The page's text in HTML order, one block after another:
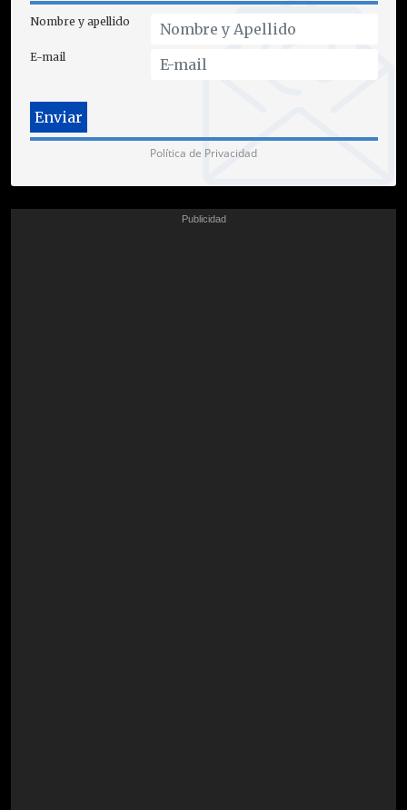
Nombre y apellido
E-mail
Política de Privacidad